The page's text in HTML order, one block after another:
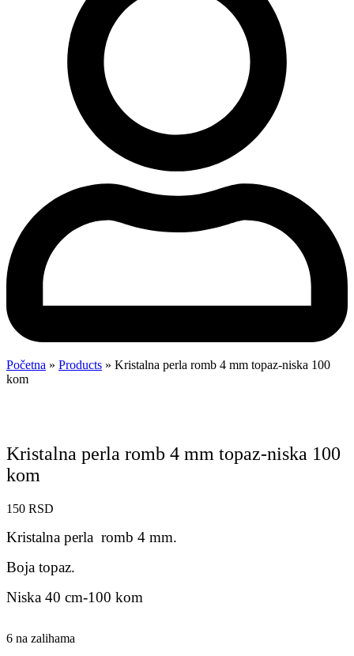
Početna » Products » Kristalna perla romb 4 mm topaz-niska 100
kom
Kristalna perla romb 4 mm topaz-niska 100
kom
150 RSD
Kristalna perla romb 4 mm.
Boja topaz.
Niska 40 cm-100 kom
6 na zalihama